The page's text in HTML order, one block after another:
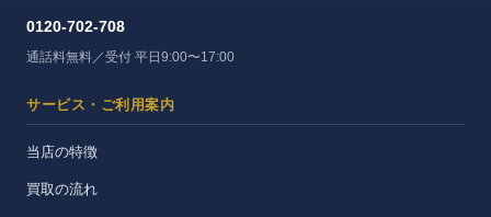
0120-702-708
通話料無料／受付 平日9:00〜17:00
サービス・ご利用案内
当店の特徴
買取の流れ